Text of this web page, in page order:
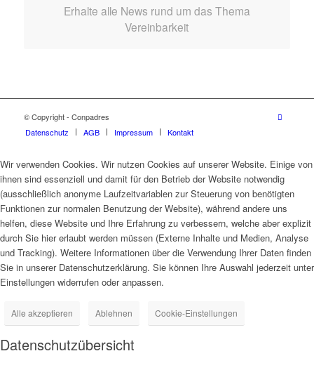
Erhalte alle News rund um das Thema
Vereinbarkeit
© Copyright - Conpadres
Datenschutz
AGB Impressum Kontakt
Wir verwenden Cookies. Wir nutzen Cookies auf unserer Website. Einige von
ihnen sind essenziell und damit für den Betrieb der Website notwendig
(ausschließlich anonyme Laufzeitvariablen zur Steuerung von benötigten
Funktionen zur normalen Benutzung der Website), während andere uns
helfen, diese Website und Ihre Erfahrung zu verbessern, welche aber explizit
durch Sie hier erlaubt werden müssen (Externe Inhalte und Medien, Analyse
und Tracking). Weitere Informationen über die Verwendung Ihrer Daten finden
Sie in unserer Datenschutzerklärung. Sie können Ihre Auswahl jederzeit unter
Einstellungen widerrufen oder anpassen.
Alle akzeptieren Ablehnen Cookie-Einstellungen
Datenschutzübersicht